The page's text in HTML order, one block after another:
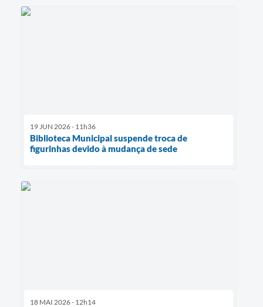
19 JUN 2026 - 11h36
Biblioteca Municipal suspende troca de
figurinhas devido à mudança de sede
18 MAI 2026 - 12h14